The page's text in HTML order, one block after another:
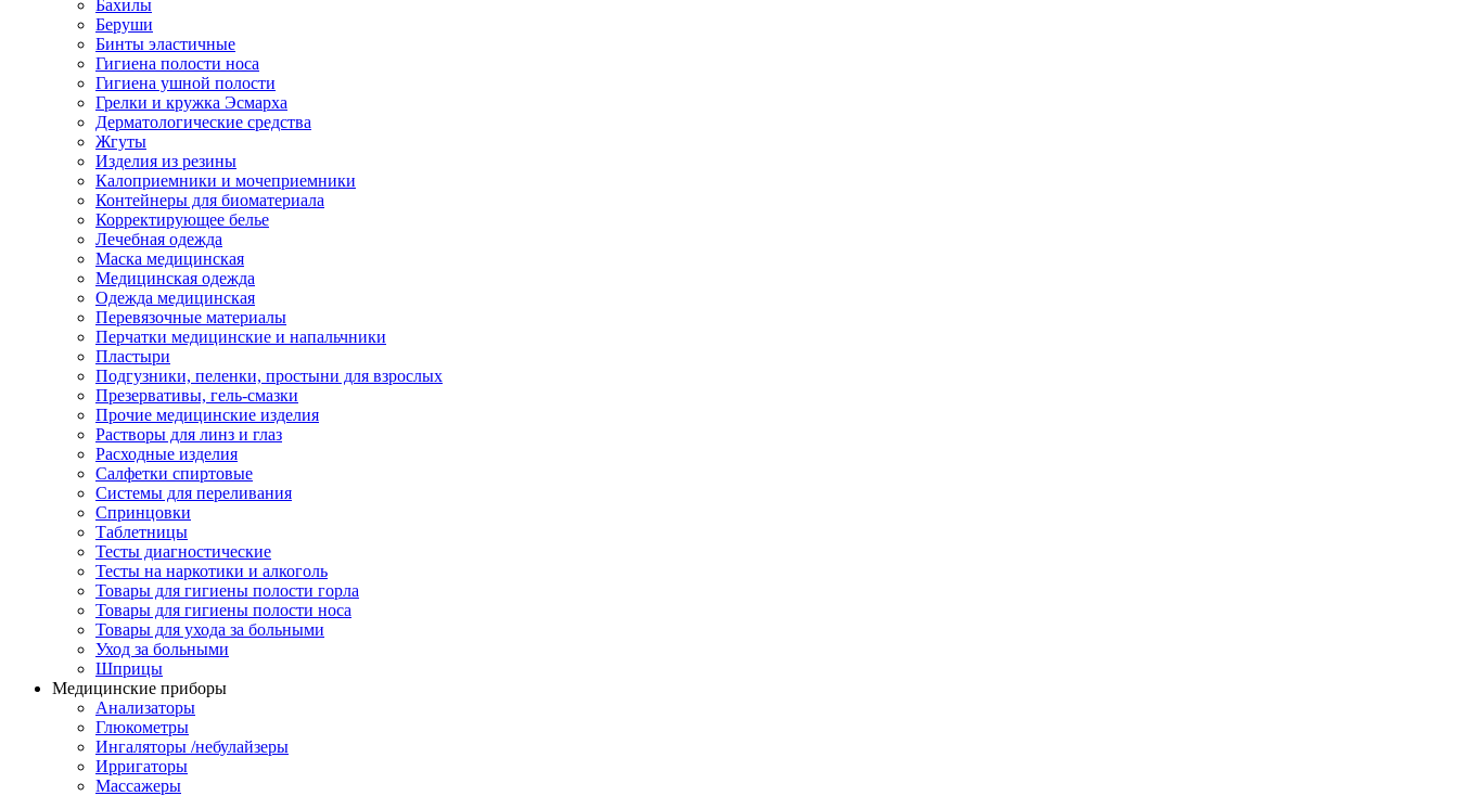
Бахилы
Беруши
Бинты эластичные
Гигиена полости носа
Гигиена ушной полости
Грелки и кружка Эсмарха
Дерматологические средства
Жгуты
Изделия из резины
Калоприемники и мочеприемники
Контейнеры для биоматериала
Корректирующее белье
Лечебная одежда
Маска медицинская
Медицинская одежда
Одежда медицинская
Перевязочные материалы
Перчатки медицинские и напальчники
Пластыри
Подгузники, пеленки, простыни для взрослых
Презервативы, гель-смазки
Прочие медицинские изделия
Растворы для линз и глаз
Расходные изделия
Салфетки спиртовые
Системы для переливания
Спринцовки
Таблетницы
Тесты диагностические
Тесты на наркотики и алкоголь
Товары для гигиены полости горла
Товары для гигиены полости носа
Товары для ухода за больными
Уход за больными
Шприцы
Медицинские приборы
Анализаторы
Глюкометры
Ингаляторы /небулайзеры
Ирригаторы
Массажеры